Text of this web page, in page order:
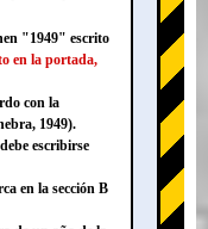
"1949" escrito
en la portada,
con la
1949).
escribirse
en la sección B